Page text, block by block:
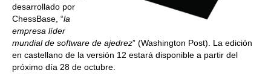
desarrollado por
ChessBase, “la
empresa líder
mundial de software de ajedrez” (Washington Post). La edición
en castellano de la versión 12 estará disponible a partir del
próximo día 28 de octubre.